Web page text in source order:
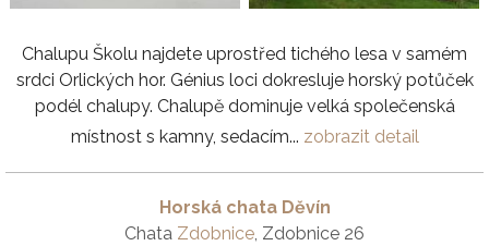
Chalupu Školu najdete uprostřed tichého lesa v samém
srdci Orlických hor. Génius loci dokresluje horský potůček
podél chalupy. Chalupě dominuje velká společenská
místnost s kamny, sedacím... zobrazit detail
Horská chata Děvín
Chata Zdobnice, Zdobnice 26